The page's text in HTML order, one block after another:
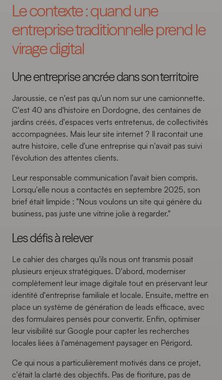
Le contexte : quand une
entreprise traditionnelle prend le
virage digital
Une entreprise ancrée dans son territoire
Jaroussie, ce n'est pas qu'un nom sur une camionnette.
C'est 40 ans d'histoire en Dordogne, des centaines de
jardins créés, d'espaces verts entretenus, de collectivités
accompagnées. Mais leur site internet ? Il racontait une
autre histoire, celle d'une entreprise qui n'avait pas suivi
l'évolution des attentes clients.
Leur responsable communication l'avait bien compris.
Lorsqu'elle nous a contactés en septembre 2025, son
brief était limpide : "Nous voulons un site qui génère du
business, pas juste une vitrine jolie à regarder."
Les défis à relever
Le cahier des charges qu'ils nous ont transmis posait
plusieurs enjeux stratégiques. D'abord, moderniser
complètement leur image digitale tout en préservant leur
identité d'entreprise familiale et locale. Ensuite, mettre en
place un système de génération de leads efficace, avec
des formulaires pensés pour convertir. Enfin, optimiser
leur visibilité sur Google pour capter les recherches
locales liées à l'aménagement paysager en Périgord.
Ce qui nous a particulièrement motivés dans ce projet,
c'était la clarté des objectifs. Pas de fioriture, pas de